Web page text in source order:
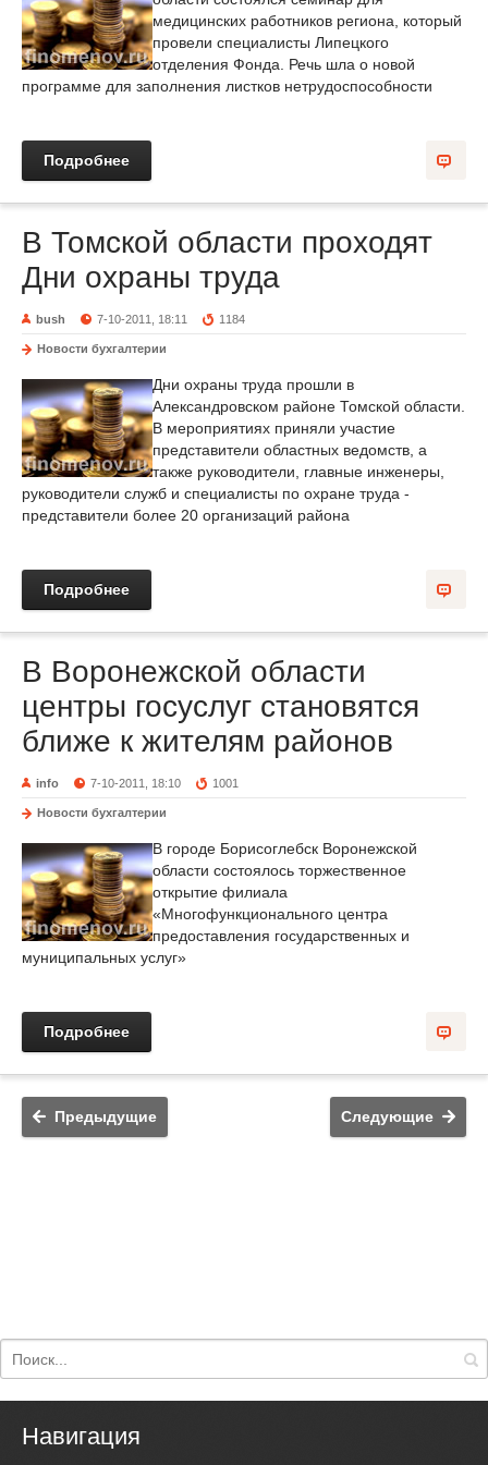
медицинских работников региона, который
провели специалисты Липецкого
отделения Фонда. Речь шла о новой
программе для заполнения листков нетрудоспособности
Подробнее
В Томской области проходят
Дни охраны труда
bush 7-10-2011, 18:11 1184
Новости бухгалтерии
Дни охраны труда прошли в
Александровском районе Томской области.
В мероприятиях приняли участие
представители областных ведомств, а
также руководители, главные инженеры,
руководители служб и специалисты по охране труда -
представители более 20 организаций района
Подробнее
В Воронежской области
центры госуслуг становятся
ближе к жителям районов
info 7-10-2011, 18:10 1001
Новости бухгалтерии
В городе Борисоглебск Воронежской
области состоялось торжественное
открытие филиала
«Многофункционального центра
предоставления государственных и
муниципальных услуг»
Подробнее
Предыдущие Следующие
Навигация